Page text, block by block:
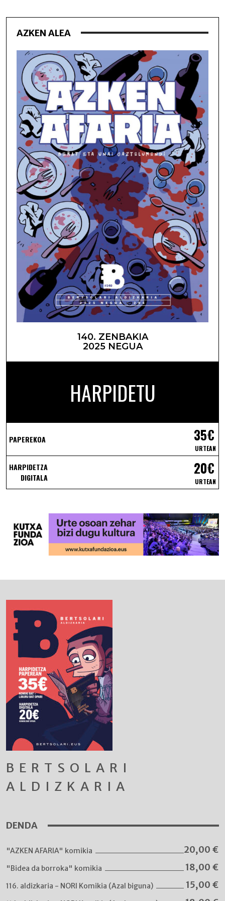
AZKEN ALEA
140. ZENBAKIA
2025 NEGUA
HARPIDETU
PAPEREKOA 35€
URTEAN
HARPIDETZA
DIGITALA
20€
URTEAN
BERTSOLARI
ALDIZKARIA
DENDA
"AZKEN AFARIA" komikia 20,00 €
"Bidea da borroka" komikia 18,00 €
116. aldizkaria - NORI Komikia (Azal biguna) 15,00 €